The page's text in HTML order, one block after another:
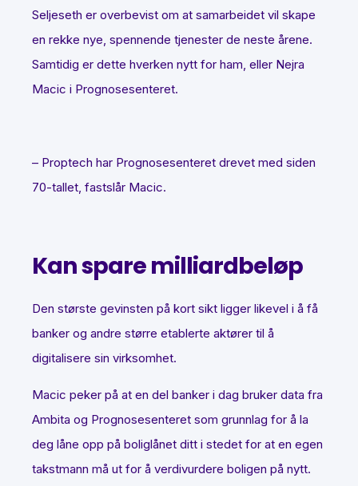
Seljeseth er overbevist om at samarbeidet vil skape
en rekke nye, spennende tjenester de neste årene.
Samtidig er dette hverken nytt for ham, eller Nejra
Macic i Prognosesenteret.
– Proptech har Prognosesenteret drevet med siden
70-tallet, fastslår Macic.
Kan spare milliardbeløp
Den største gevinsten på kort sikt ligger likevel i å få
banker og andre større etablerte aktører til å
digitalisere sin virksomhet.
Macic peker på at en del banker i dag bruker data fra
Ambita og Prognosesenteret som grunnlag for å la
deg låne opp på boliglånet ditt i stedet for at en egen
takstmann må ut for å verdivurdere boligen på nytt.